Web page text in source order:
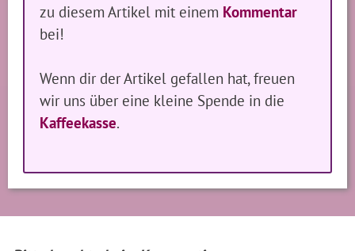
zu diesem Artikel mit einem Kommentar
bei!
Wenn dir der Artikel gefallen hat, freuen
wir uns über eine kleine Spende in die
Kaffeekasse.